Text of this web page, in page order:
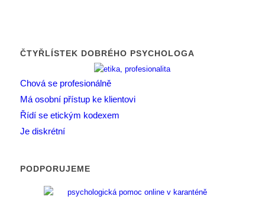
ČTYŘLÍSTEK DOBRÉHO PSYCHOLOGA
Chová se profesionálně
Má osobní přístup ke klientovi
Řídí se etickým kodexem
Je diskrétní
PODPORUJEME